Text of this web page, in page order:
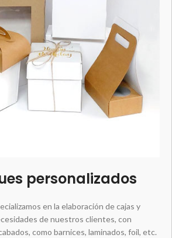
personalizados
en la elaboración de cajas y
de nuestros clientes, con
como barnices, laminados, foil, etc.